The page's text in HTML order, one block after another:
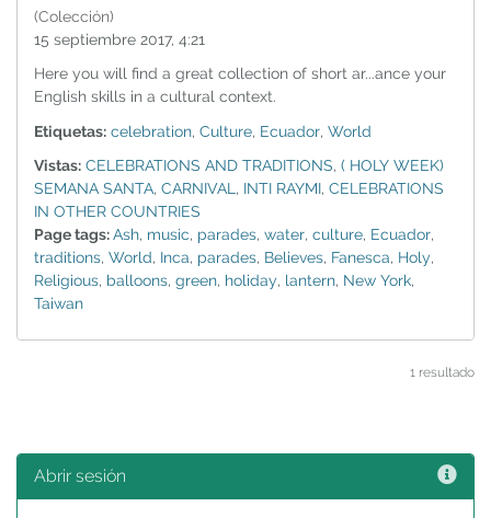
(Colección)
15 septiembre 2017, 4:21
Here you will find a great collection of short ar...ance your
English skills in a cultural context.
Etiquetas: celebration, Culture, Ecuador, World
Vistas: CELEBRATIONS AND TRADITIONS, ( HOLY WEEK)
SEMANA SANTA, CARNIVAL , INTI RAYMI, CELEBRATIONS
IN OTHER COUNTRIES
Page tags:Ash, music, parades, water, culture, Ecuador,
traditions, World, Inca, parades, Believes, Fanesca, Holy,
Religious, balloons, green, holiday, lantern, New York,
Taiwan
1 resultado
Abrir sesión